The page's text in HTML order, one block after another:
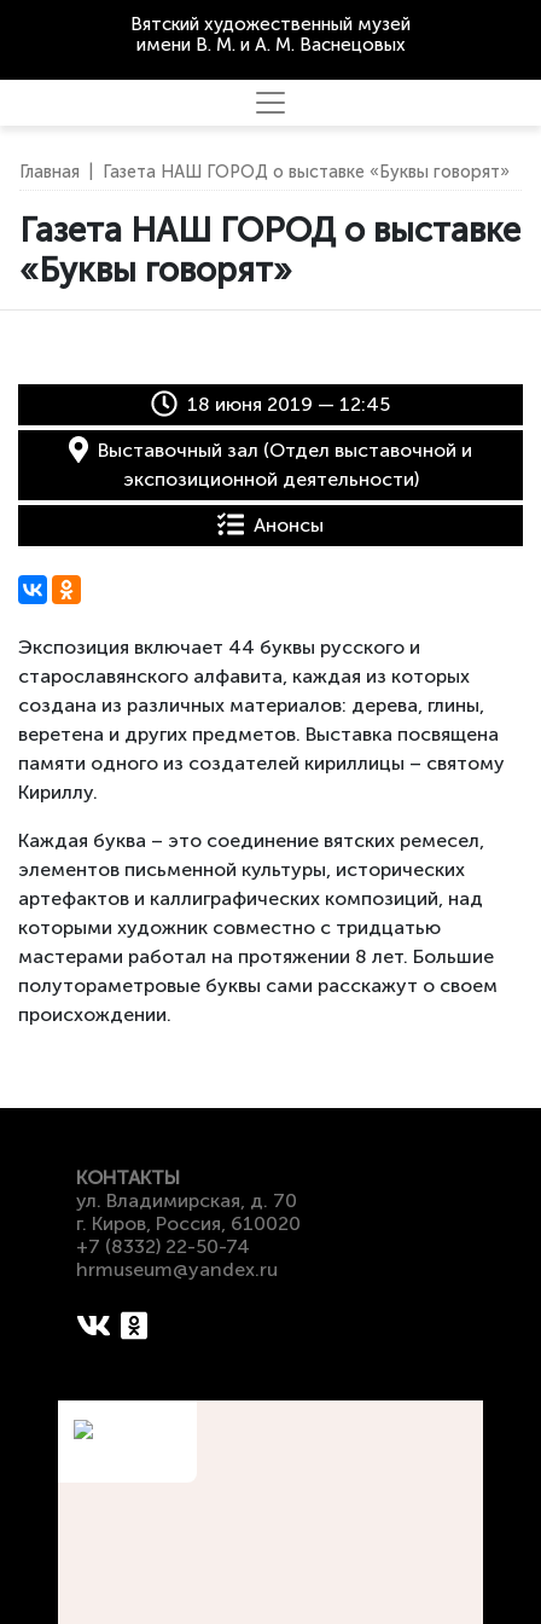
Вятский художественный музей
имени В. М. и А. М. Васнецовых
Главная Газета НАШ ГОРОД о выставке «Буквы говорят»
Газета НАШ ГОРОД о выставке
«Буквы говорят»
18 июня 2019 — 12:45
Выставочный зал (Отдел выставочной и
экспозиционной деятельности)
Анонсы
Экспозиция включает 44 буквы русского и
старославянского алфавита, каждая из которых
создана из различных материалов: дерева, глины,
веретена и других предметов. Выставка посвящена
памяти одного из создателей кириллицы – святому
Кириллу.
Каждая буква – это соединение вятских ремесел,
элементов письменной культуры, исторических
артефактов и каллиграфических композиций, над
которыми художник совместно с тридцатью
мастерами работал на протяжении 8 лет. Большие
полутораметровые буквы сами расскажут о своем
происхождении.
КОНТАКТЫ
ул. Владимирская, д. 70
г. Киров, Россия, 610020
+7 (8332) 22-50-74
hrmuseum@yandex.ru